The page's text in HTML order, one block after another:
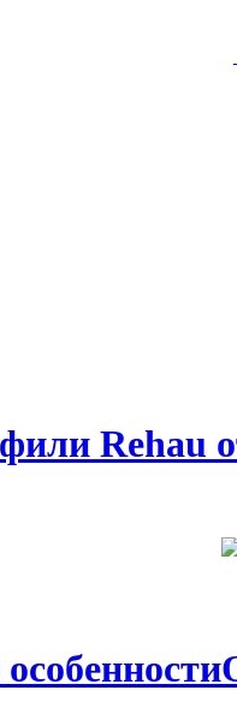
вложит
Rehau